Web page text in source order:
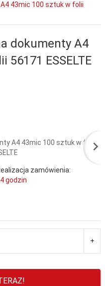
43mic 100 sztuk w folii
dokumenty A4
ESSELTE
zamówienia:
godzin